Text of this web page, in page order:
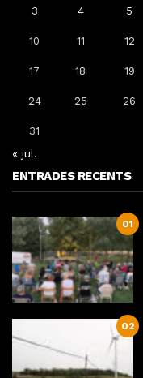
3 4 5
10 11 12
17 18 19
24 25 26
31
« jul.
ENTRADES RECENTS
01
02